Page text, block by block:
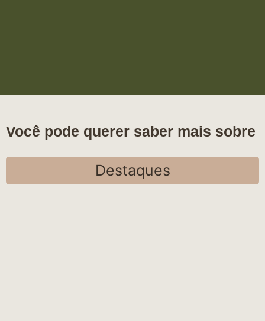
Você pode querer saber mais sobre
Destaques